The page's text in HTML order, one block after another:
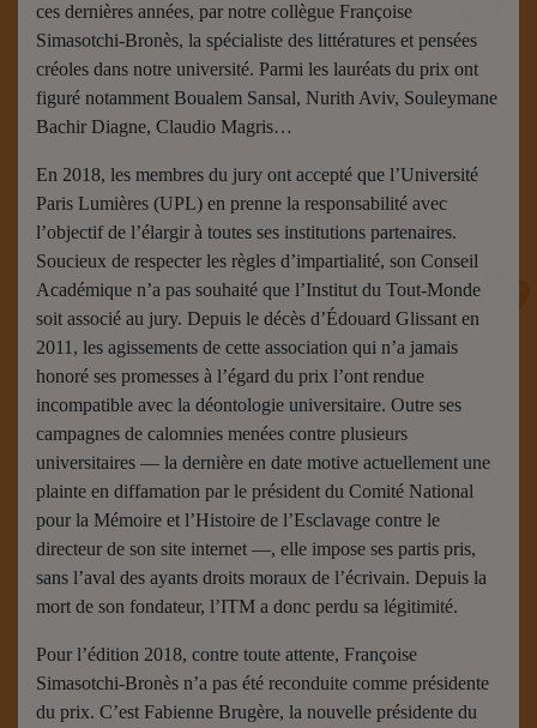
ces dernières années, par notre collègue Françoise
Simasotchi-Bronès, la spécialiste des littératures et pensées
créoles dans notre université. Parmi les lauréats du prix ont
figuré notamment Boualem Sansal, Nurith Aviv, Souleymane
Bachir Diagne, Claudio Magris…
En 2018, les membres du jury ont accepté que l’Université
Paris Lumières (UPL) en prenne la responsabilité avec
l’objectif de l’élargir à toutes ses institutions partenaires.
Soucieux de respecter les règles d’impartialité, son Conseil
Académique n’a pas souhaité que l’Institut du Tout-Monde
soit associé au jury. Depuis le décès d’Édouard Glissant en
2011, les agissements de cette association qui n’a jamais
honoré ses promesses à l’égard du prix l’ont rendue
incompatible avec la déontologie universitaire. Outre ses
campagnes de calomnies menées contre plusieurs
universitaires — la dernière en date motive actuellement une
plainte en diffamation par le président du Comité National
pour la Mémoire et l’Histoire de l’Esclavage contre le
directeur de son site internet —, elle impose ses partis pris,
sans l’aval des ayants droits moraux de l’écrivain. Depuis la
mort de son fondateur, l’ITM a donc perdu sa légitimité.
Pour l’édition 2018, contre toute attente, Françoise
Simasotchi-Bronès n’a pas été reconduite comme présidente
du prix. C’est Fabienne Brugère, la nouvelle présidente du